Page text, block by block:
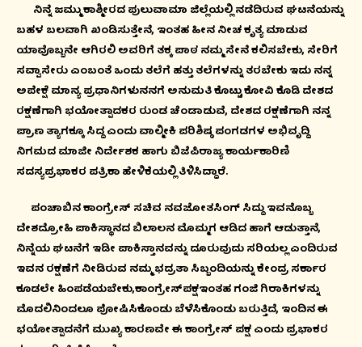
ನಿನ್ನೆ ಜಮ್ಮು ಕಾಶ್ಮೀರದ ಪುಲುವಾಮಾ ಜಿಲ್ಲೆಯಲ್ಲಿ ನಡೆದಿರುವ ಘಟನೆಯನ್ನು
ಬಹಳ ಬಲವಾಗಿ ಖಂಡಿಸುತ್ತೇನೆ, ಇಂತಹ ಹೀನ ನೀಚ ಕೃತ್ಯ ಮಾಡುವ
ಯಾವೊಬ್ಬನೇ ಆಗಿರಲಿ ಅವರಿಗೆ ತಕ್ಕ ಪಾಠ ನಮ್ಮ ಸೇನೆ ಕಲಿಸಬೇಕು, ಸೇರಿಗೆ
ಸವ್ವಾಸೇರು ಎಂಬಂತೆ ಒಂದು ತಲೆಗೆ ಹತ್ತು ತಲೆಗಳನ್ನು ತರಬೇಕು ಇದು ನನ್ನ
ಅಪೇಕ್ಷೆ ಮಾನ್ಯ ಪ್ರಧಾನಿಗಳುನನಗೆ ಅನುಮತಿ ಕೊಟ್ಟು ಕೋವಿ ಕೊಡಿ ದೇಶದ
ರಕ್ಷಣೆಗಾಗಿ ಭಯೋತ್ಪಾದಕರ ರುಂಡ ಚೆಂಡಾಡುವೆ, ದೇಶದ ರಕ್ಷಣೆಗಾಗಿ ನನ್ನ
ಪ್ರಾಣ ತ್ಯಾಗಕ್ಕೂ ಸಿದ್ದ ಎಂದು ವಾಲ್ಮೀಕಿ ಪರಿಶಿಷ್ಠ ಪಂಗಡಗಳ ಅಭಿವೃದ್ದಿ
ನಿಗಮದ ಮಾಜೀ ನಿರ್ದೇಶಕ ಹಾಗು ಬಿಜೆಪಿರಾಜ್ಯ ಕಾರ್ಯಕಾರಿಣಿ
ಸದಸ್ಯಪ್ರಭಾಕರ ಪತ್ರಿಕಾ ಹೇಳಿಕೆಯಲ್ಲಿ ತಿಳಿಸಿದ್ದಾರೆ.
ಪಂಚಾಬಿನ ಕಾಂಗ್ರೇಸ್ ಸಚಿವ ನವಜೋತಸಿಂಗ್ ಸಿದ್ದು ಇವನೊಬ್ಬ
ದೇಶದ್ರೋಹಿ ಪಾಕಿಸ್ಥಾನದ ಬಿಲಾಲನ ಮೊಮ್ಮಗ ಆಡಿದ ಹಾಗೆ ಆಡುತ್ತಾನೆ,
ನಿನ್ನೆಯ ಘಟನೆಗೆ ಇಡೀ ಪಾಕಿಸ್ತಾನವನ್ನು ದೂರುವುದು ಸರಿಯಲ್ಲ ಎಂದಿರುವ
ಇವನ ರಕ್ಷಣೆಗೆ ನೀಡಿರುವ ನಮ್ಮ ಭದ್ರತಾ ಸಿಬ್ಬಂದಿಯನ್ನು ಕೇಂದ್ರ ಸರ್ಕಾರ
ಕೂಡಲೇ ಹಿಂಪಡೆಯಬೇಕು,ಕಾಂಗ್ರೇಸ್‍ಪಕ್ಷಇಂತಹ ಗಂಜಿ ಗಿರಾಕಿಗಳನ್ನು
ಮೊದಲಿನಿಂದಲೂ ಪೋಷಿಸಿಕೊಂಡು ಬೆಳೆಸಿಕೊಂಡು ಬರುತ್ತಿದೆ, ಇಂದಿನ ಈ
ಭಯೋತ್ಪಾದನೆಗೆ ಮುಖ್ಯ ಕಾರಣವೇ ಈ ಕಾಂಗ್ರೇಸ್ ಪಕ್ಷ ಎಂದು ಪ್ರಭಾಕರ